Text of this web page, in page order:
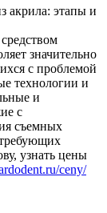
значительно
с проблемой
технологии и
и
с
съемных
требующих
узнать цены
ceny/